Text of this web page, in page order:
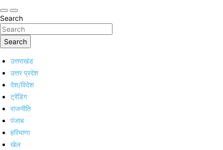
Search
Search
उत्तराखंड
उत्तर प्रदेश
देश/विदेश
ट्रेंडिंग
राजनीति
पंजाब
हरियाणा
खेल